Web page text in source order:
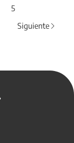
5
Siguiente